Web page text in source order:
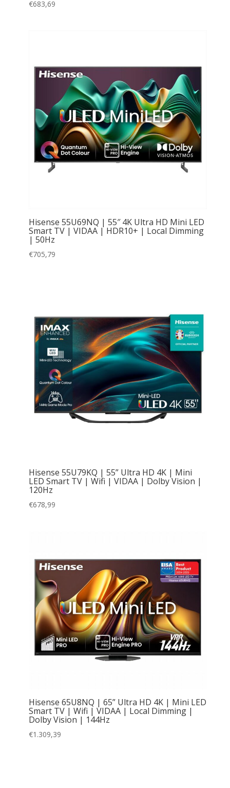
€683,69
Hisense 55U69NQ | 55″ 4K Ultra HD Mini LED
Smart TV | VIDAA | HDR10+ | Local Dimming
| 50Hz
€705,79
Hisense 55U79KQ | 55” Ultra HD 4K | Mini
LED Smart TV | Wifi | VIDAA | Dolby Vision |
120Hz
€678,99
Hisense 65U8NQ | 65” Ultra HD 4K | Mini LED
Smart TV | Wifi | VIDAA | Local Dimming |
Dolby Vision | 144Hz
€1.309,39